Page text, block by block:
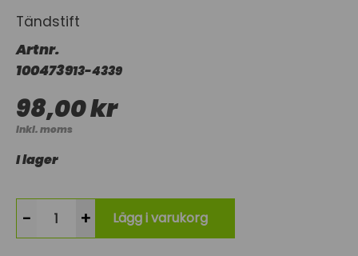
Tändstift
Artnr.
100473913-4339
98,00 kr
Inkl. moms
I lager
- + Lägg i varukorg